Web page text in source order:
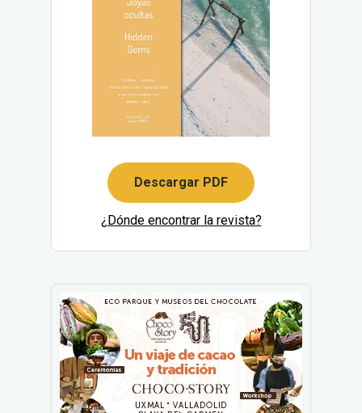
Descargar PDF
¿Dónde encontrar la revista?